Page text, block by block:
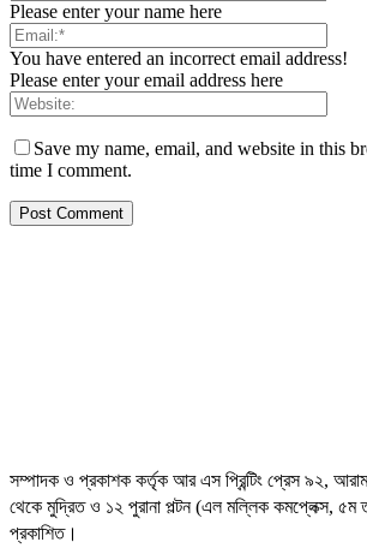
Please enter your name here
You have entered an incorrect email address!
Please enter your email address here
Save my name, email, and website in this
time I comment.
সম্পাদক ও প্রকাশক কর্তৃক আর এস প্রিন্টিং প্রেস ৯২,
থেকে মুদ্রিত ও ১২ পুরানা পল্টন (এল মল্লিক কমপ্লেক্স, ৫ম
প্রকাশিত।